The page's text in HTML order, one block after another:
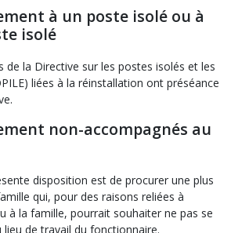
à un poste isolé ou à
isolé
de la Directive sur les postes isolés et les
liées à la réinstallation ont préséance
non-accompagnés au
disposition est de procurer une plus
qui, pour des raisons reliées à
à la famille, pourrait souhaiter ne pas se
de travail du fonctionnaire.